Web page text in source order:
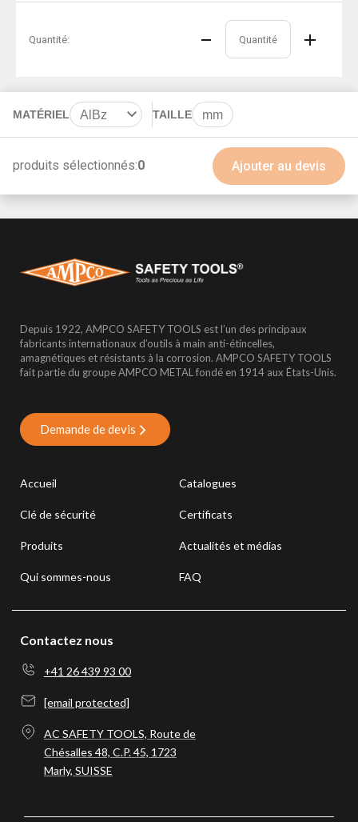
Quantité:
MATÉRIEL
AlBz
BeCu
TAILLE mm
produits sélectionnés:0 Ajouter au devis
Depuis 1922, AMPCO SAFETY TOOLS est l’un des principaux
fabricants internationaux d’outils à main anti-étincelles,
amagnétiques et résistants à la corrosion. AMPCO SAFETY TOOLS
fait partie du groupe AMPCO METAL fondé en 1914 aux États-Unis.
Demande de devis
Accueil
Clé de sécurité
Produits
Qui sommes-nous
Catalogues
Certificats
Actualités et médias
FAQ
Contactez nous
+41 26 439 93 00
[email protected]
AC SAFETY TOOLS, Route de
Chésalles 48, C.P. 45, 1723
Marly, SUISSE